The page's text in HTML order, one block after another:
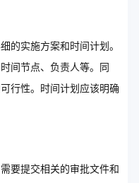
的实施方案和时间计划。
间节点、负责人等。同
行性。时间计划应该明确
要提交相关的审批文件和